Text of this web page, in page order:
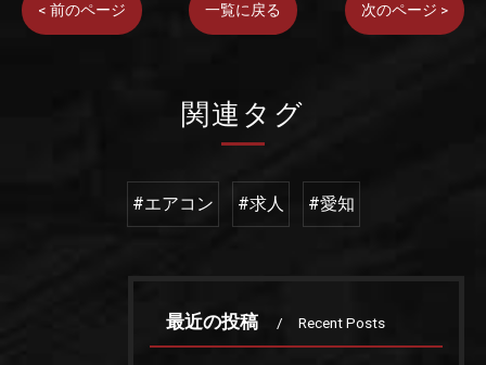
< 前のページ 一覧に戻る 次のページ >
関連タグ
#エアコン #求人 #愛知
最近の投稿 Recent Posts